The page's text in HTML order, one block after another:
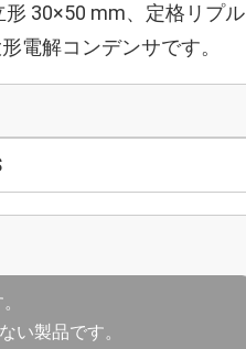
30×50 mm、定格リプ
電解コンデンサです。
い製品です。